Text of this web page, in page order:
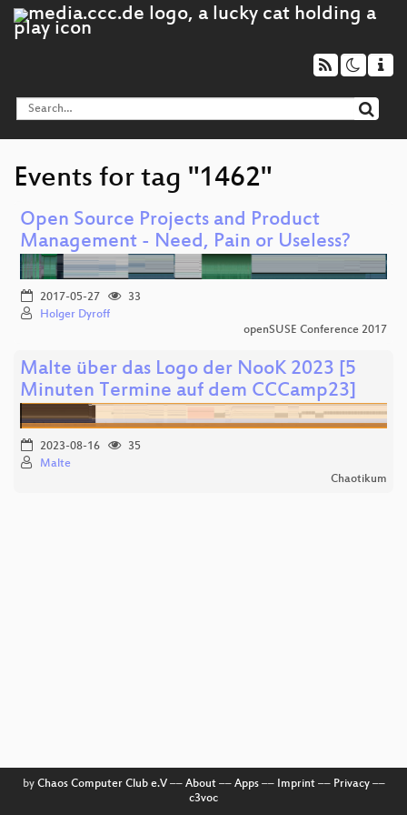
Events for tag "1462"
Open Source Projects and Product
Management - Need, Pain or Useless?
2017-05-27
33
Holger Dyroff
openSUSE Conference 2017
Malte über das Logo der NooK 2023 [5
Minuten Termine auf dem CCCamp23]
2023-08-16
35
Malte
Chaotikum
by Chaos Computer Club e.V–– About–– Apps–– Imprint–– Privacy––
c3voc